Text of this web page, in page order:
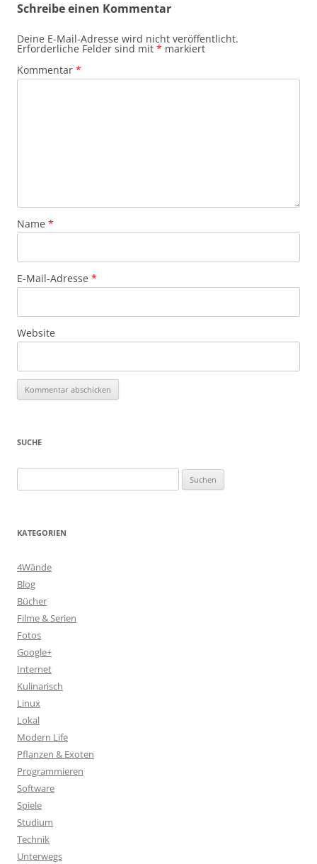
Schreibe einen Kommentar
Deine E-Mail-Adresse wird nicht veröffentlicht.
Erforderliche Felder sind mit * markiert
Kommentar *
Name *
E-Mail-Adresse *
Website
SUCHE
nach:
KATEGORIEN
4Wände
Blog
Bücher
Filme & Serien
Fotos
Google+
Internet
Kulinarisch
Linux
Lokal
Modern Life
Pflanzen & Exoten
Programmieren
Software
Spiele
Studium
Technik
Unterwegs